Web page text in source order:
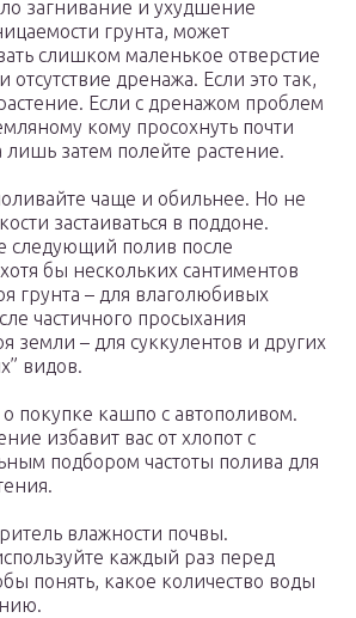
загнивание и ухудшение
грунта, может
слишком маленькое отверстие
отсутствие дренажа. Если это так,
Если с дренажом проблем
кому просохнуть почти
лишь затем полейте растение.
чаще и обильнее. Но не
застаиваться в поддоне.
следующий полив после
бы нескольких сантиментов
грунта – для влаголюбивых
частичного просыхания
земли – для суккулентов и других
видов.
о покупке кашпо с автополивом.
избавит вас от хлопот с
подбором частоты полива для
влажности почвы.
каждый раз перед
понять, какое количество воды